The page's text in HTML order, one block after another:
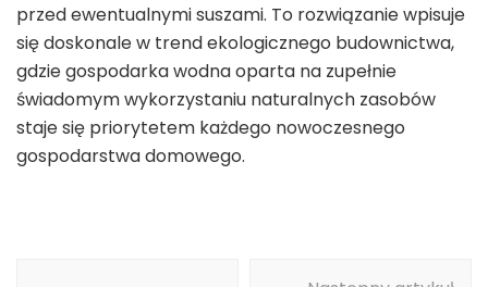
przed ewentualnymi suszami. To rozwiązanie wpisuje
się doskonale w trend ekologicznego budownictwa,
gdzie gospodarka wodna oparta na zupełnie
świadomym wykorzystaniu naturalnych zasobów
staje się priorytetem każdego nowoczesnego
gospodarstwa domowego.